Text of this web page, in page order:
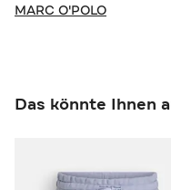
MARC O'POLO
Das könnte Ihnen